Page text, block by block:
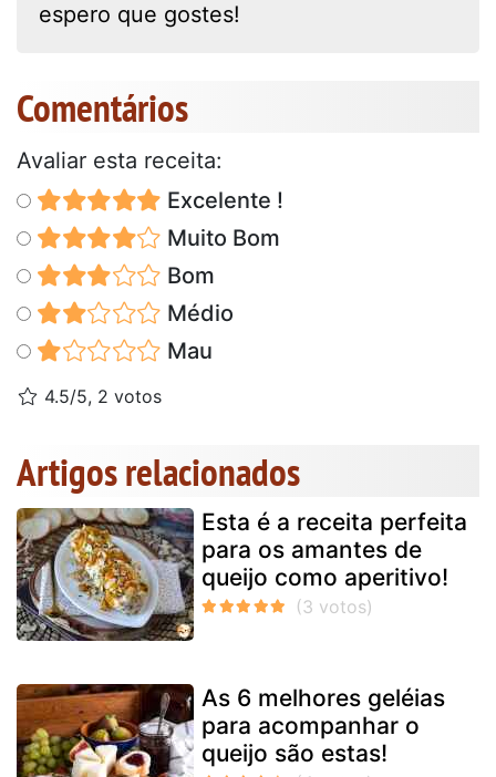
espero que gostes!
Comentários
Avaliar esta receita:
Excelente !
Muito Bom
Bom
Médio
Mau
4.5/5, 2 votos
Artigos relacionados
Esta é a receita perfeita
para os amantes de
queijo como aperitivo!
As 6 melhores geléias
para acompanhar o
queijo são estas!